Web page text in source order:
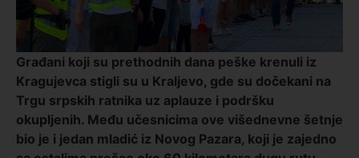
Građani koji su prethodnih dana peške krenuli iz
Kragujevca stigli su u Kraljevo, gde su dočekani na
Trgu srpskih ratnika uz aplauze i podršku
okupljenih. Među učesnicima ove višednevne šetnje
bio je i jedan mladić iz Novog Pazara, koji je zajedno